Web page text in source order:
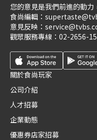
您的意見是我們前進的動
食尚編輯：
意見反映：
觀眾服務專線： 02-2656-
關於食尚玩家
公司介紹
人才招募
企業動態
優惠券店家招募